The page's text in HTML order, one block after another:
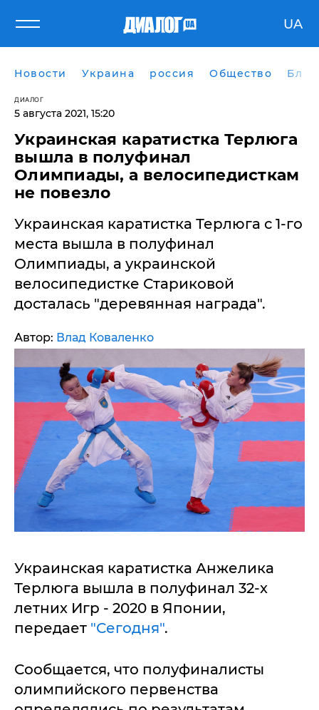
UA
Новости Украина россия Общество
ДИАЛОГ
5 августа 2021, 15:20
Украинская каратистка Терлюга
вышла в полуфинал
Олимпиады, а велосипедисткам
не повезло
Украинская каратистка Терлюга с 1-го
места вышла в полуфинал
Олимпиады, а украинской
велосипедистке Стариковой
досталась "деревянная награда".
Автор: Влад Коваленко
Украинская каратистка Анжелика
Терлюга вышла в полуфинал 32-х
летних Игр - 2020 в Японии,
передает "Сегодня".
Сообщается, что полуфиналисты
олимпийского первенства